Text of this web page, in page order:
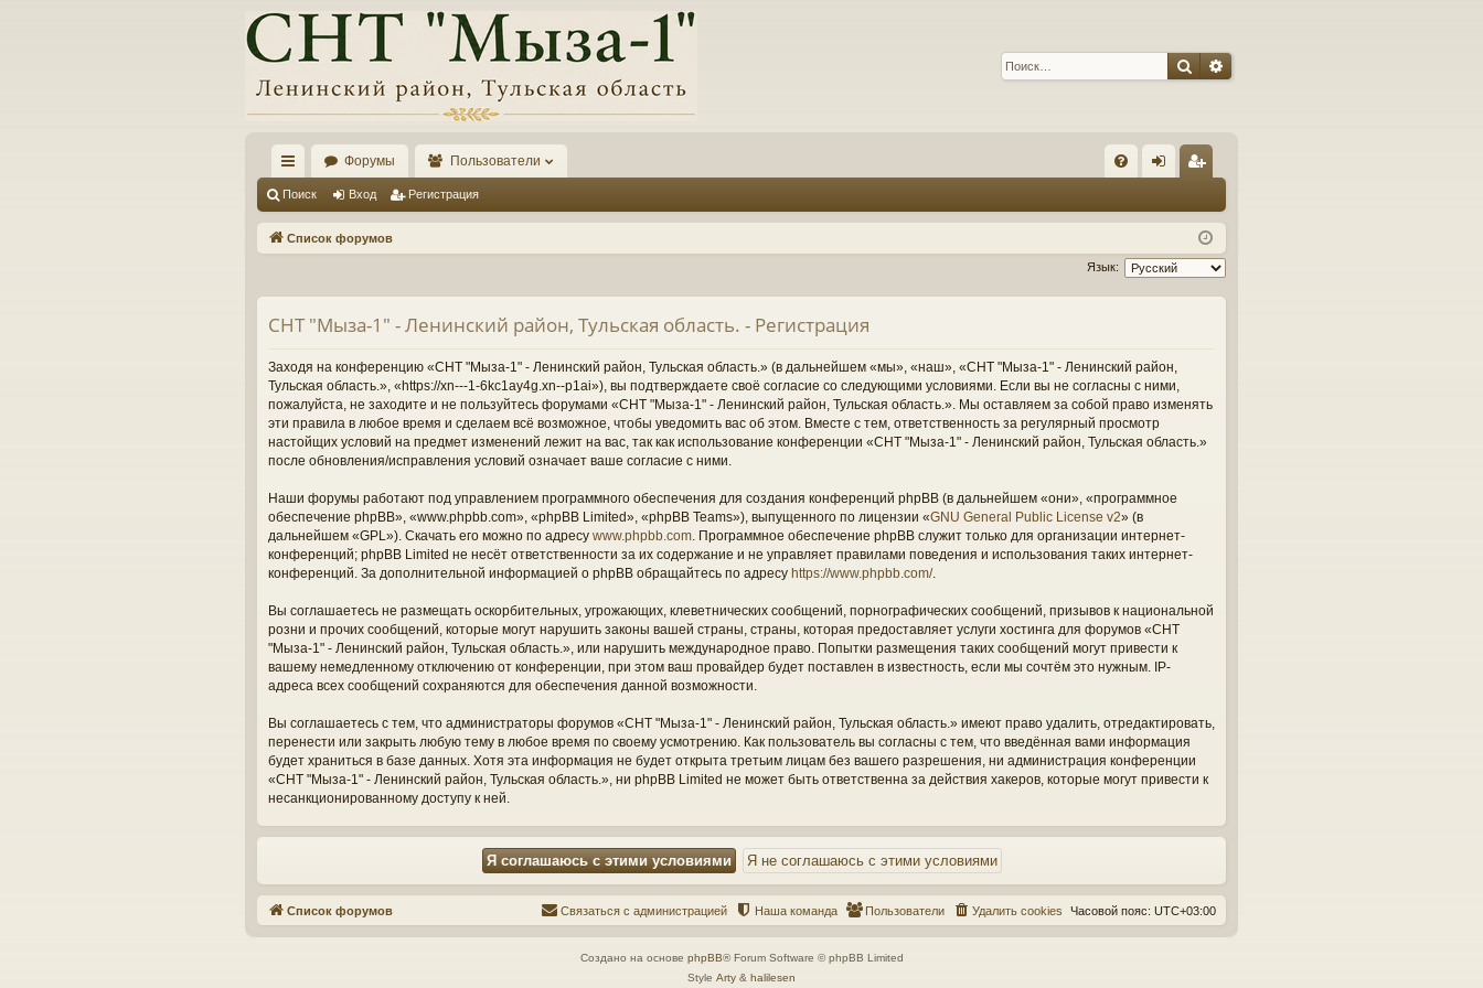
ПоискРасширенный поиск
с
ы
и
Форумы Пользователи
Q д ис
тр
ац
Поиск Вход Регистрация
Список форумов
Язык:
СНТ "Мыза-1" - Ленинский район, Тульская область. - Регистрация
Заходя на конференцию «СНТ "Мыза-1" - Ленинский район, Тульская область.» (в дальнейшем «мы», «наш», «СНТ "Мыза-1" - Ленинский район,
Тульская область.», «https://xn---1-6kc1ay4g.xn--p1ai»), вы подтверждаете своё согласие со следующими условиями. Если вы не согласны с ними,
пожалуйста, не заходите и не пользуйтесь форумами «СНТ "Мыза-1" - Ленинский район, Тульская область.». Мы оставляем за собой право изменять
эти правила в любое время и сделаем всё возможное, чтобы уведомить вас об этом. Вместе с тем, ответственность за регулярный просмотр
настойщих условий на предмет изменений лежит на вас, так как использование конференции «СНТ "Мыза-1" - Ленинский район, Тульская область.»
после обновления/исправления условий означает ваше согласие с ними.
Наши форумы работают под управлением программного обеспечения для создания конференций phpBB (в дальнейшем «они», «программное
обеспечение phpBB», «www.phpbb.com», «phpBB Limited», «phpBB Teams»), выпущенного по лицензии «GNU General Public License v2» (в
дальнейшем «GPL»). Скачать его можно по адресу www.phpbb.com. Программное обеспечение phpBB служит только для организации интернет-
конференций; phpBB Limited не несёт ответственности за их содержание и не управляет правилами поведения и использования таких интернет-
конференций. За дополнительной информацией о phpBB обращайтесь по адресу https://www.phpbb.com/.
Вы соглашаетесь не размещать оскорбительных, угрожающих, клеветнических сообщений, порнографических сообщений, призывов к национальной
розни и прочих сообщений, которые могут нарушить законы вашей страны, страны, которая предоставляет услуги хостинга для форумов «СНТ
"Мыза-1" - Ленинский район, Тульская область.», или нарушить международное право. Попытки размещения таких сообщений могут привести к
вашему немедленному отключению от конференции, при этом ваш провайдер будет поставлен в известность, если мы сочтём это нужным. IP-
адреса всех сообщений сохраняются для обеспечения данной возможности.
Вы соглашаетесь с тем, что администраторы форумов «СНТ "Мыза-1" - Ленинский район, Тульская область.» имеют право удалить, отредактировать,
перенести или закрыть любую тему в любое время по своему усмотрению. Как пользователь вы согласны с тем, что введённая вами информация
будет храниться в базе данных. Хотя эта информация не будет открыта третьим лицам без вашего разрешения, ни администрация конференции
«СНТ "Мыза-1" - Ленинский район, Тульская область.», ни phpBB Limited не может быть ответственна за действия хакеров, которые могут привести к
несанкционированному доступу к ней.
Список форумов Часовой пояс: UTC+03:00
Удалить cookies
Пользователи
Наша команда
Связаться с администрацией
Создано на основе phpBB® Forum Software © phpBB Limited
Style Arty & halilesen